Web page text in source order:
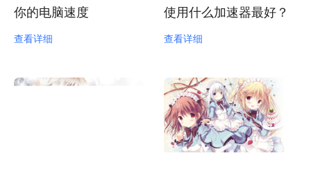
你的电脑速度
查看详细
使用什么加速器最好？
查看详细